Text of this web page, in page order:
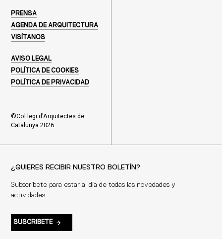
PRENSA
AGENDA DE ARQUITECTURA
VISÍTANOS
AVISO LEGAL
POLÍTICA DE COOKIES
POLÍTICA DE PRIVACIDAD
©Col·legi d'Arquitectes de
Catalunya 2026
¿QUIERES RECIBIR NUESTRO BOLETÍN?
Subscríbete para estar al día de todas las novedades y
actividades
SUSCRIBETE